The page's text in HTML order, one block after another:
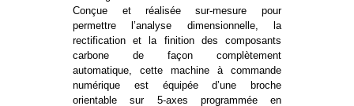
Conçue et réalisée sur-mesure pour
permettre l’analyse dimensionnelle, la
rectification et la finition des composants
carbone de façon complètement
automatique, cette machine à commande
numérique est équipée d’une broche
orientable sur 5-axes programmée en